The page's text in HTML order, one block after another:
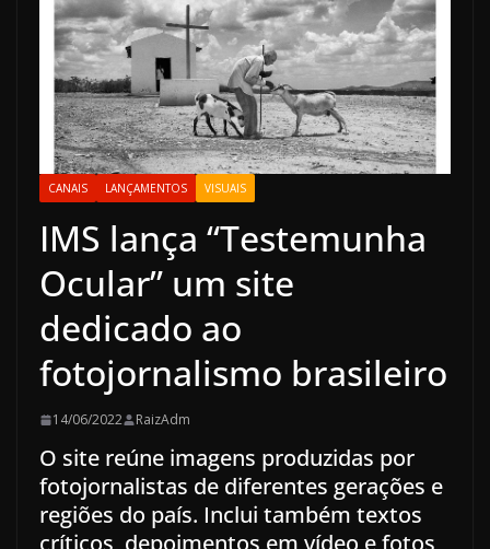
CANAIS LANÇAMENTOS VISUAIS
IMS lança “Testemunha
Ocular” um site
dedicado ao
fotojornalismo brasileiro
14/06/2022 RaizAdm
O site reúne imagens produzidas por
fotojornalistas de diferentes gerações e
regiões do país. Inclui também textos